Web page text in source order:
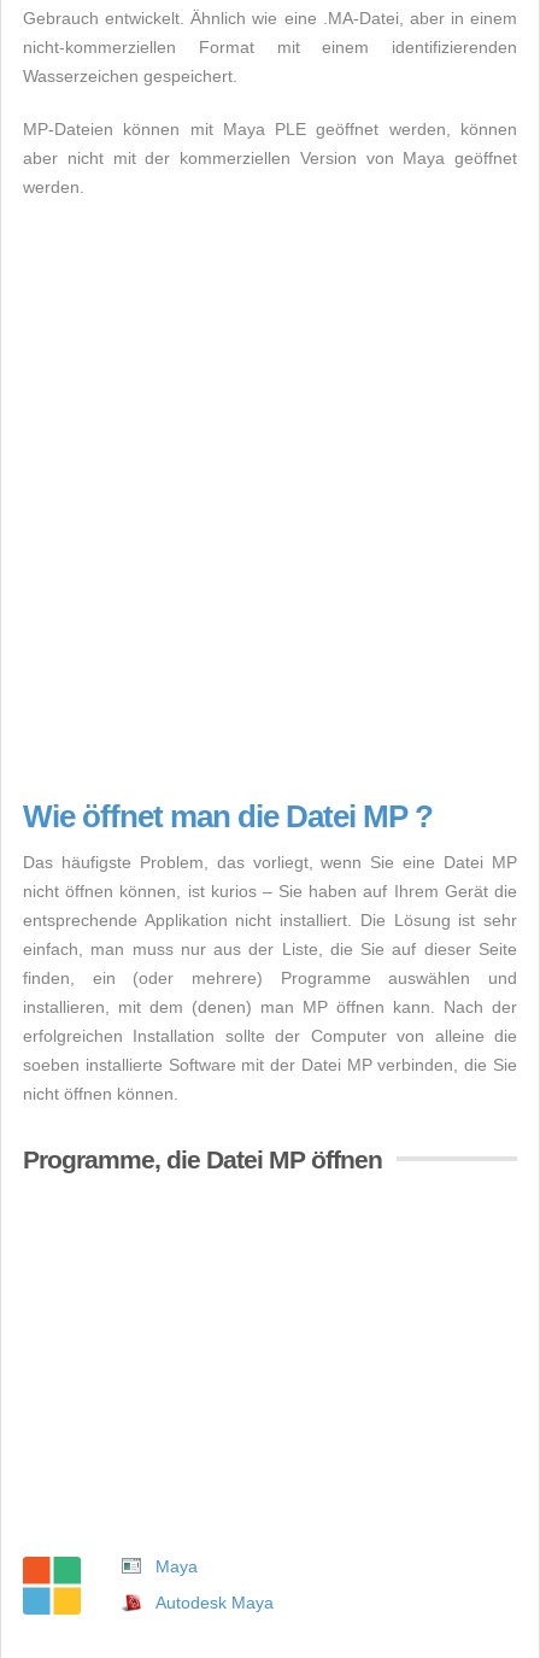
Gebrauch entwickelt. Ähnlich wie eine .MA-Datei, aber in einem
nicht-kommerziellen Format mit einem identifizierenden
Wasserzeichen gespeichert.
MP-Dateien können mit Maya PLE geöffnet werden, können
aber nicht mit der kommerziellen Version von Maya geöffnet
werden.
Wie öffnet man die Datei MP ?
Das häufigste Problem, das vorliegt, wenn Sie eine Datei MP
nicht öffnen können, ist kurios – Sie haben auf Ihrem Gerät die
entsprechende Applikation nicht installiert. Die Lösung ist sehr
einfach, man muss nur aus der Liste, die Sie auf dieser Seite
finden, ein (oder mehrere) Programme auswählen und
installieren, mit dem (denen) man MP öffnen kann. Nach der
erfolgreichen Installation sollte der Computer von alleine die
soeben installierte Software mit der Datei MP verbinden, die Sie
nicht öffnen können.
Programme, die Datei MP öffnen
Maya
Autodesk Maya